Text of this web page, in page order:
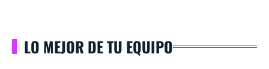
LO MEJOR DE TU EQUIPO